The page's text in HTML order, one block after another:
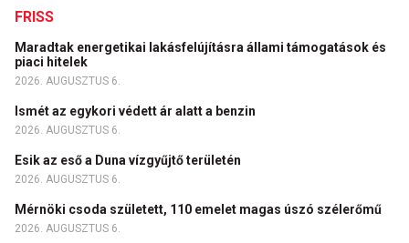
FRISS
Maradtak energetikai lakásfelújításra állami támogatások és
piaci hitelek
2026. AUGUSZTUS 6.
Ismét az egykori védett ár alatt a benzin
2026. AUGUSZTUS 6.
Esik az eső a Duna vízgyűjtő területén
2026. AUGUSZTUS 6.
Mérnöki csoda született, 110 emelet magas úszó szélerőmű
2026. AUGUSZTUS 6.